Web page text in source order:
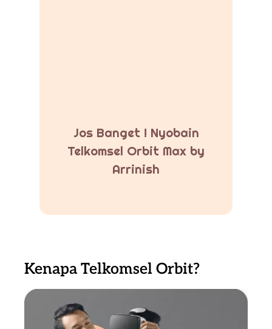
Jos Banget ! Nyobain
Telkomsel Orbit Max by
Arrinish
Kenapa Telkomsel Orbit?